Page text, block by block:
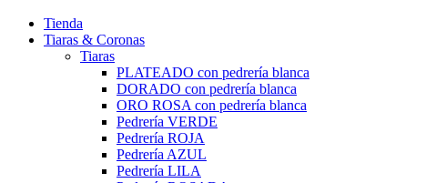
Tienda
Tiaras & Coronas
Tiaras
PLATEADO con pedrería blanca
DORADO con pedrería blanca
ORO ROSA con pedrería blanca
Pedrería VERDE
Pedrería ROJA
Pedrería AZUL
Pedrería LILA